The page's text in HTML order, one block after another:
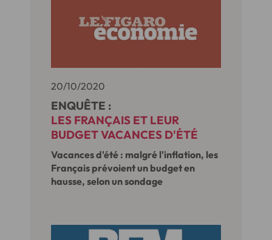
20/10/2020
ENQUÊTE :
LES FRANÇAIS ET LEUR
BUDGET VACANCES D'ÉTÉ
Vacances d'été : malgré l'inflation, les
Français prévoient un budget en
hausse, selon un sondage